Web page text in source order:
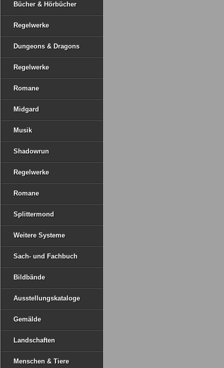
Bücher & Hörbücher
Regelwerke
Dungeons & Dragons
Regelwerke
Romane
Midgard
Musik
Shadowrun
Regelwerke
Romane
Splittermond
Weitere Systeme
Sach- und Fachbuch
Bildbände
Ausstellungskataloge
Gemälde
Landschaften
Menschen & Tiere